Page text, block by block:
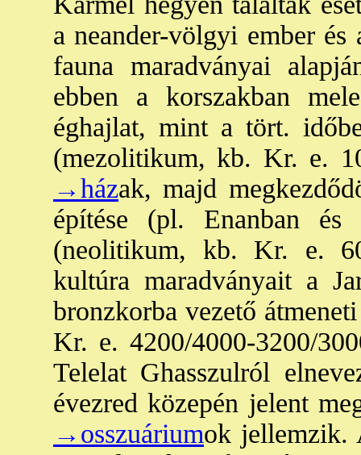
a neander-völgyi ember
fauna maradványai
ebben a korszakban
éghajlat, mint a tört.
(mezolitikum, kb. Kr. e.
→házak, majd
építése (pl. Enanban
(neolitikum, kb. Kr. e.
kultúra maradványait a
bronzkorba vezető
Kr. e. 4200/4000-3200/
Telelat Ghasszulról
évezred közepén jelent
→osszuáriumok jellemzik.